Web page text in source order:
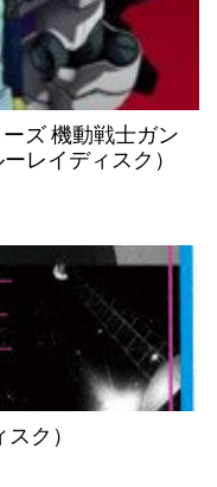
ズ 機動戦士ガン
レイディスク）
ク）